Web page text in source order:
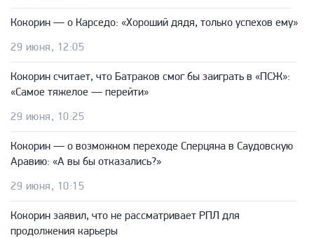
Кокорин — о Карседо: «Хороший дядя, только успехов ему»
29 июня, 12:05
Кокорин считает, что Батраков смог бы заиграть в «ПСЖ»:
«Самое тяжелое — перейти»
29 июня, 10:25
Кокорин — о возможном переходе Сперцяна в Саудовскую
Аравию: «А вы бы отказались?»
29 июня, 10:15
Кокорин заявил, что не рассматривает РПЛ для
продолжения карьеры